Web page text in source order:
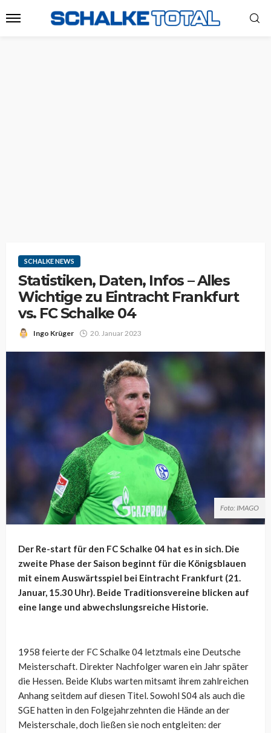
SCHALKE NEWS
Statistiken, Daten, Infos – Alles
Wichtige zu Eintracht Frankfurt
vs. FC Schalke 04
Ingo Krüger 20. Januar 2023
Foto: IMAGO
Der Re-start für den FC Schalke 04 hat es in sich. Die
zweite Phase der Saison beginnt für die Königsblauen
mit einem Auswärtsspiel bei Eintracht Frankfurt (21.
Januar, 15.30 Uhr). Beide Traditionsvereine blicken auf
eine lange und abwechslungsreiche Historie.
1958 feierte der FC Schalke 04 letztmals eine Deutsche
Meisterschaft. Direkter Nachfolger waren ein Jahr später
die Hessen. Beide Klubs warten mitsamt ihrem zahlreichen
Anhang seitdem auf diesen Titel. Sowohl S04 als auch die
SGE hatten in den Folgejahrzehnten die Hände an der
Meisterschale, doch ließen sie noch entgleiten: der